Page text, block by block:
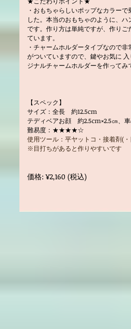
・おもちゃらしいポップなカラー
した。本当のおもちゃのように、
です。作り方は単純ですが、作り
ています。
・チャームホルダータイプなので
がついていますので、鍵やお気に
ジナルチャームホルダーを作ってみ
【スペック】
サイズ：全長 約12.5cm
テディベアお顔 約2.5cm×2.5㎝、
難易度：★★★★☆
使用ツール：平ヤットコ・接着剤(
※目打ちがあると作りやすいです
価格: ¥2,160 (税込)